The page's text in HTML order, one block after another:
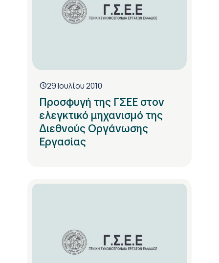
29 Ιουλίου 2010
Προσφυγή της ΓΣΕΕ στον
ελεγκτικό μηχανισμό της
Διεθνούς Οργάνωσης
Εργασίας